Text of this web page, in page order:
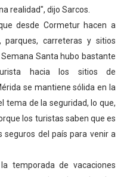
a Pueblo Llano con la
realidad″, dijo Sarcos.
desde Cormetur hacen a
parques, carreteras y sitios
Santa hubo bastante
hacia los sitios de
se mantiene sólida en la
tema de la seguridad, lo que,
los turistas saben que es
del país para venir a
temporada de vacaciones